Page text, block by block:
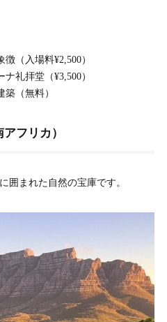
（入場料¥2,500）
礼拝堂（¥3,500）
（無料）
フリカ）
囲まれた自然の宝庫です。